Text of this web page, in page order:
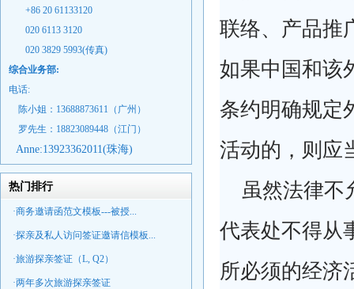
+86 20 61133120
020 6113 3120
020 3829 5993(传真)
综合业务部:
电话:
陈小姐：13688873611（广州）
罗先生：18823089448 （江门）
Anne:13923362011(珠海)
热门排行
·商务邀请函范文模板---被授...
·探亲及私人访问签证邀请信模板...
·旅游探亲签证（L, Q2）
·两年多次旅游探亲签证
联络、产品推
如果中国和该
条约明确规定
活动的，则应
虽然法律不
代表处不得从
所必须的经济